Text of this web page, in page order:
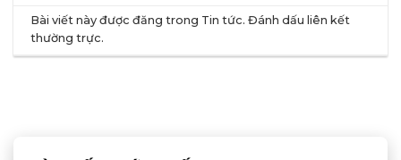
Bài viết này được đăng trong Tin tức. Đánh dấu liên kết
thường trực.